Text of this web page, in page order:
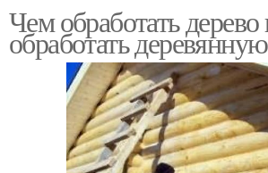
Чем обработать
обработать